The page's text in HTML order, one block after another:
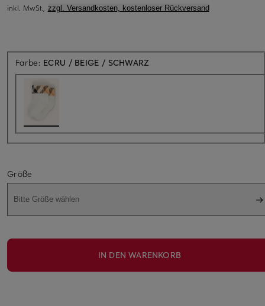
inkl. MwSt., zzgl. Versandkosten, kostenloser Rückversand
Farbe: ECRU / BEIGE / SCHWARZ
Größe
Bitte Größe wählen
IN DEN WARENKORB